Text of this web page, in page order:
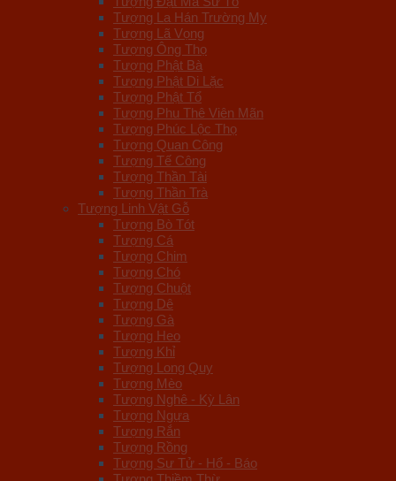
Tượng La Hán Trường My
Tượng Lã Vọng
Tượng Ông Thọ
Tượng Phật Bà
Tượng Phật Di Lặc
Tượng Phật Tổ
Tượng Phu Thê Viên Mãn
Tượng Phúc Lộc Thọ
Tượng Quan Công
Tượng Tế Công
Tượng Thần Tài
Tượng Thần Trà
Tượng Linh Vật Gỗ
Tượng Bò Tót
Tượng Cá
Tượng Chim
Tượng Chó
Tượng Chuột
Tượng Dê
Tượng Gà
Tượng Heo
Tượng Khỉ
Tượng Long Quy
Tượng Mèo
Tượng Nghê - Kỳ Lân
Tượng Ngựa
Tượng Rắn
Tượng Rồng
Tượng Sư Tử - Hổ - Báo